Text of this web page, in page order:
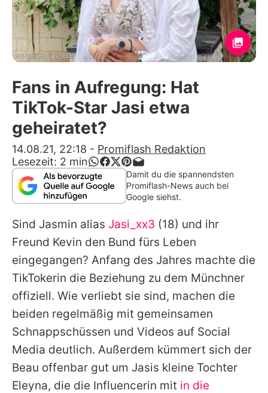
Lifestyle
Familie & Liebe
Promiflash Exklusiv
Alle Themen auf Promiflash
App runterladen
Team
Redaktionelle Richtlinien
Impressum
Datenschutzerklärung
Nutzungsbedingungen
Utiq verwalten
Instagram / jasi_xx3
Fans in Aufregung: Hat
TikTok-Star Jasi etwa
geheiratet?
14.08.21, 22:18 - Promiflash Redaktion
Lesezeit: 2 min
Damit du die spannendsten
Promiflash-News auch bei
Google siehst.
Sind Jasmin alias Jasi_xx3 (18) und ihr
Freund Kevin den Bund fürs Leben
eingegangen? Anfang des Jahres machte die
TikTokerin die Beziehung zu dem Münchner
offiziell. Wie verliebt sie sind, machen die
beiden regelmäßig mit gemeinsamen
Schnappschüssen und Videos auf Social
Media deutlich. Außerdem kümmert sich der
Beau offenbar gut um Jasis kleine Tochter
Eleyna, die die Influencerin mit in die